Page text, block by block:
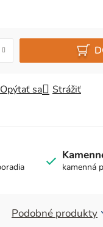
Opýtať sa Strážiť
kamenná
Podobné produkty